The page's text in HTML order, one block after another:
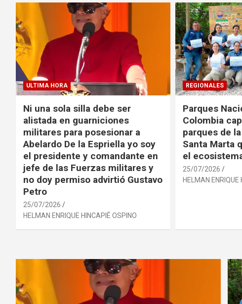
ULTIMA HORA
Ni una sola silla debe ser
alistada en guarniciones
militares para posesionar a
Abelardo De la Espriella yo soy
el presidente y comandante en
jefe de las Fuerzas militares y
no doy permiso advirtió Gustavo
Petro
25/07/2026
HELMAN ENRIQUE HINCAPIÉ OSPINO
REGIONALES
Parques
Colombia
parques de
Santa Marta
el
25/07/2026
HELMAN ENRIQUE